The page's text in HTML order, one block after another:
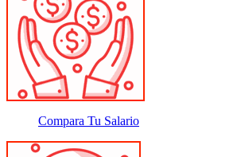
Compara Tu Salario